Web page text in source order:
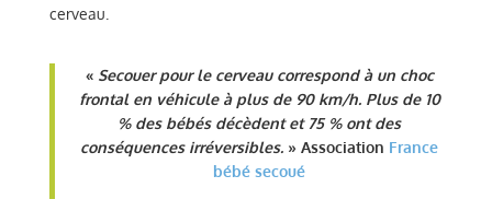
cerveau.
«Secouer pour le cerveau correspond à un choc
frontal en véhicule à plus de 90 km/h. Plus de 10
% des bébés décèdent et 75 % ont des
conséquences irréversibles. » Association France
bébé secoué